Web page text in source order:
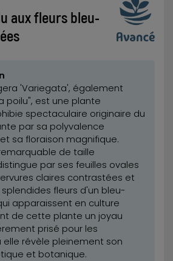
aux fleurs bleu-
'Variegata', également
poilu", est une plante
spectaculaire originaire du
par sa polyvalence
sa floraison magnifique.
de taille
par ses feuilles ovales
claires contrastées et
fleurs d'un bleu-
apparaissent en culture
de cette plante un joyau
prisé pour les
elle révèle pleinement son
et botanique.